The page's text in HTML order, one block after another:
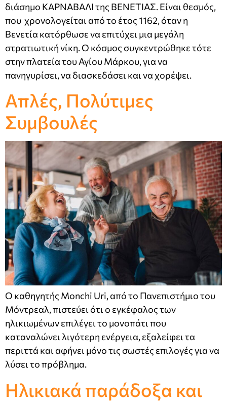
διάσημο ΚΑΡΝΑΒΑΛΙ της ΒΕΝΕΤΙΑΣ. Είναι θεσμός,
που χρονολογείται από το έτος 1162, όταν η
Βενετία κατόρθωσε να επιτύχει μια μεγάλη
στρατιωτική νίκη. Ο κόσμος συγκεντρώθηκε τότε
στην πλατεία του Αγίου Μάρκου, για να
πανηγυρίσει, να διασκεδάσει και να χορέψει.
Απλές, Πολύτιμες
Συμβουλές
Ο καθηγητής Monchi Uri, από το Πανεπιστήμιο του
Μόντρεαλ, πιστεύει ότι ο εγκέφαλος των
ηλικιωμένων επιλέγει το μονοπάτι που
καταναλώνει λιγότερη ενέργεια, εξαλείφει τα
περιττά και αφήνει μόνο τις σωστές επιλογές για να
λύσει το πρόβλημα.
Ηλικιακά παράδοξα και